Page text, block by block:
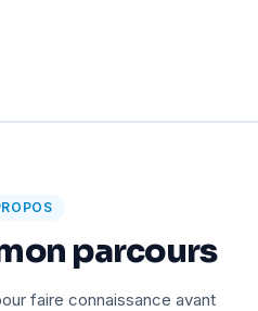
parcours
faire connaissance avant